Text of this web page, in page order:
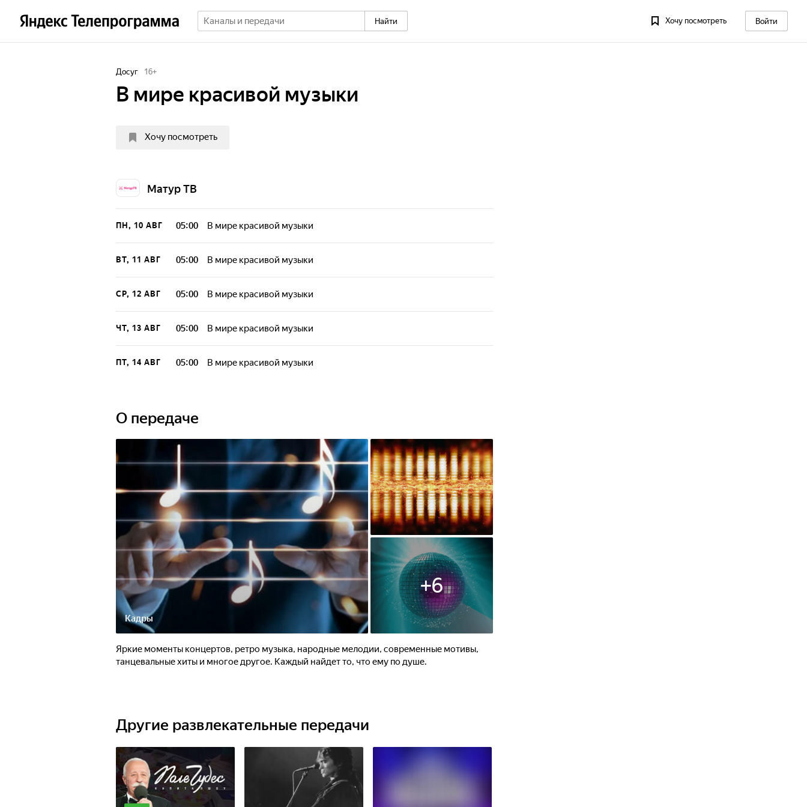
Найти Хочу посмотреть Войти
Досуг 16+
В мире красивой музыки
Хочу посмотреть
Матур ТВ
ПН, 10 АВГ 05:00 В мире красивой музыки
ВТ, 11 АВГ 05:00 В мире красивой музыки
СР, 12 АВГ 05:00 В мире красивой музыки
ЧТ, 13 АВГ 05:00 В мире красивой музыки
ПТ, 14 АВГ 05:00 В мире красивой музыки
О передаче
Кадры
+6
Яркие моменты концертов, ретро музыка, народные мелодии, современные мотивы,
танцевальные хиты и многое другое. Каждый найдет то, что ему по душе.
Другие развлекательные передачи